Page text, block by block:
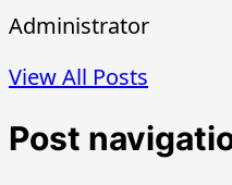
Administrator
View All Posts
Post